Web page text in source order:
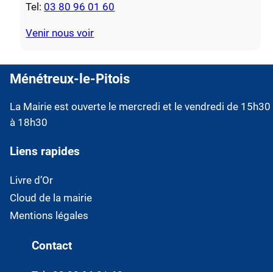
Tel: 03 80 96 01 60
Venir nous voir
Ménétreux-le-Pitois
La Mairie est ouverte le mercredi et le vendredi de 15h30
à 18h30
Liens rapides
Livre d’Or
Cloud de la mairie
Mentions légales
Contact